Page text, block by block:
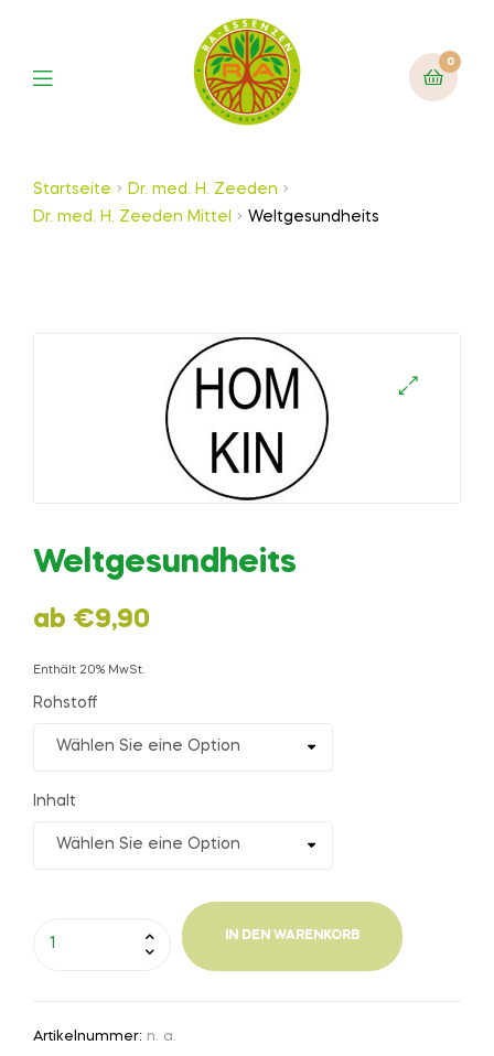
0
Startseite
Dr. med. H. Zeeden
Dr. med. H. Zeeden Mittel
Weltgesundheits
Weltgesundheits
ab €9,90
Enthält 20% MwSt.
Rohstoff
Inhalt
IN DEN WARENKORB
Artikelnummer: n. a.